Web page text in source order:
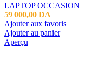
LAPTOP OCCASION
59 000,00 DA
Ajouter aux favoris
Ajouter au panier
Aperçu